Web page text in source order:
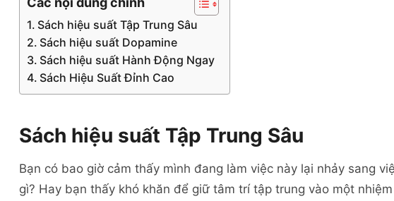
Sách hiệu suất Tập Trung Sâu
Sách hiệu suất Dopamine
Sách hiệu suất Hành Động Ngay
Sách Hiệu Suất Đỉnh Cao
Sách hiệu suất Tập Trung Sâu
Bạn có bao giờ cảm thấy mình đang làm việc này lại nhảy sang
gì? Hay bạn thấy khó khăn để giữ tâm trí tập trung vào một